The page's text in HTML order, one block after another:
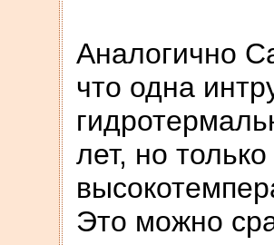
Аналогично
что одна
лет, но
Это можно